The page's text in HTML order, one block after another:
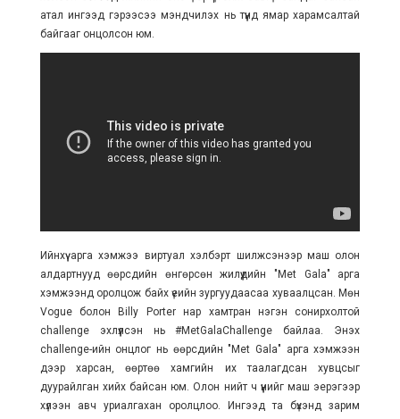
атал ингээд гэрээсээ мэндчилэх нь түүнд ямар харамсалтай
байгааг онцолсон юм.
Ийнхүү арга хэмжээ виртуал хэлбэрт шилжсэнээр маш олон
алдартнууд өөрсдийн өнгөрсөн жилүүдийн "Met Gala" арга
хэмжээнд оролцож байх үеийн зургуудаасаа хуваалцсан. Мөн
Vogue болон Billy Porter нар хамтран нэгэн сонирхолтой
challenge эхлүүлсэн нь #MetGalaChallenge байлаа. Энэхүү
challenge-ийн онцлог нь өөрсдийн "Met Gala" арга хэмжээн
дээр харсан, өөртөө хамгийн их таалагдсан хувцсыг
дуурайлган хийх байсан юм. Олон нийт ч үүнийг маш эерэгээр
хүлээн авч уриалгахан оролцлоо. Ингээд та бүхэнд зарим